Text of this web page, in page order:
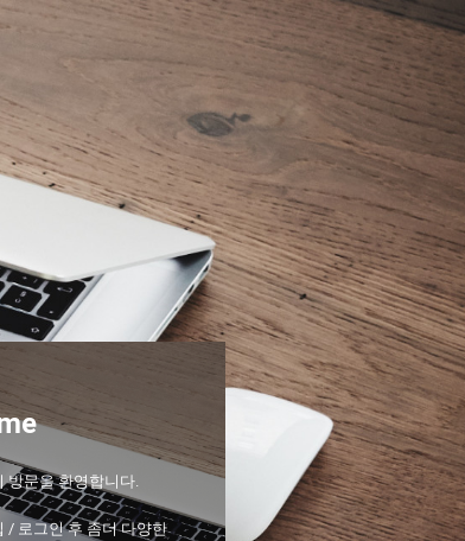
방문을 환영합니다.
/ 로그인 후 좀더 다양한